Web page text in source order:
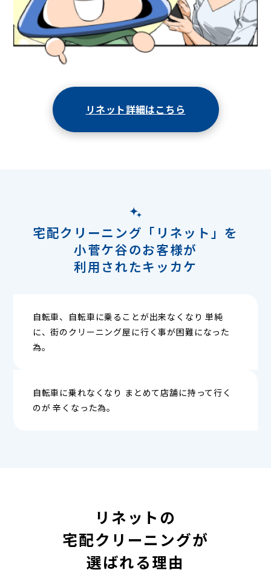
リネット詳細はこちら
宅配クリーニング「リネット」を
小菅ケ谷のお客様が
利用されたキッカケ
自転車、自転車に乗ることが出来なくなり 単純
に、街のクリーニング屋に行く事が困難になった
為。
自転車に乗れなくなり まとめて店舗に持って行く
のが 辛くなった為。
リネットの
宅配クリーニングが
選ばれる理由